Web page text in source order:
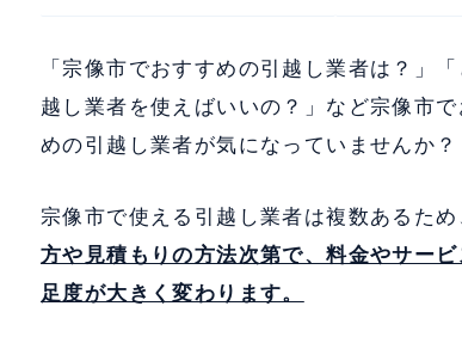
「宗像市でおすすめの引越し業者は？」「
越し業者を使えばいいの？」など宗像市で
めの引越し業者が気になっていませんか？
宗像市で使える引越し業者は複数あるため
方や見積もりの方法次第で、料金やサービ
足度が大きく変わります。